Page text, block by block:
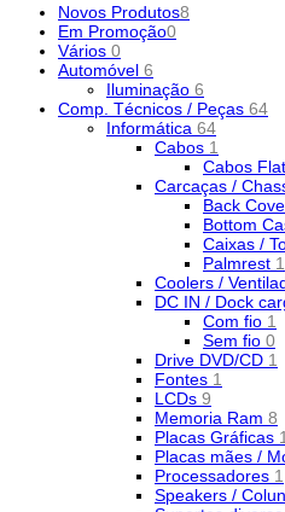
Novos Produtos8
Em Promoção0
Vários 0
Automóvel 6
Iluminação 6
Comp. Técnicos / Peças 64
Informática 64
Cabos 1
Cabos Flat
Carcaças /
Back
Bottom
Caixas /
Palmrest 1
Coolers /
DC IN / Dock
Com fio 1
Sem fio 0
Drive DVD/CD 1
Fontes 1
LCDs 9
Memoria Ram 8
Placas Gráficas 1
Placas mães /
Processadores 1
Speakers /